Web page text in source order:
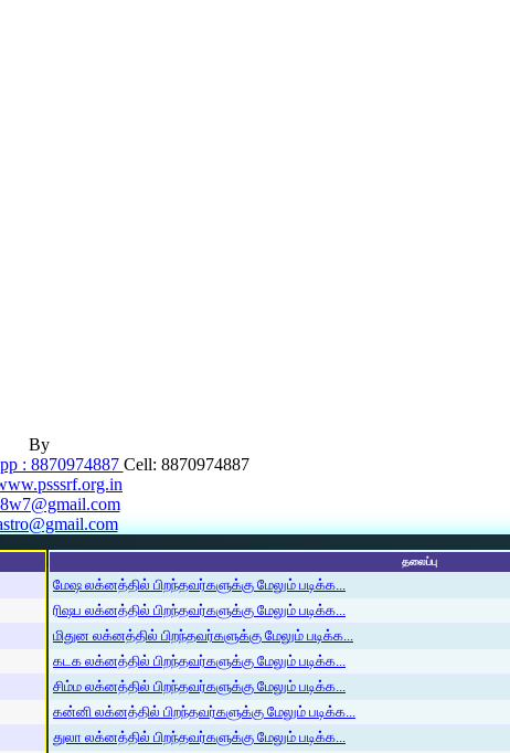
By
: 8870974887 Cell: 8870974887
தலைப்பு
மேஷ லக்னத்தில் பிறந்தவர்களுக்கு மேலும் படிக்க...
ரிஷப லக்னத்தில் பிறந்தவர்களுக்கு மேலும் படிக்க...
மிதுன லக்னத்தில் பிறந்தவர்களுக்கு மேலும் படிக்க...
கடக லக்னத்தில் பிறந்தவர்களுக்கு மேலும் படிக்க...
சிம்ம லக்னத்தில் பிறந்தவர்களுக்கு மேலும் படிக்க...
கன்னி லக்னத்தில் பிறந்தவர்களுக்கு மேலும் படிக்க...
துலா லக்னத்தில் பிறந்தவர்களுக்கு மேலும் படிக்க...